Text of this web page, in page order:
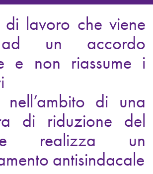
navigation
lavoro che viene
un accordo
e non riassume i
nell’ambito di una
di riduzione del
realizza un
antisindacale